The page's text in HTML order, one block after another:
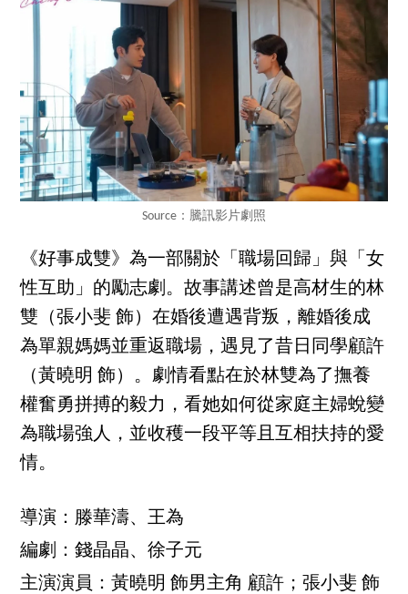
Source：騰訊影片劇照
《好事成雙》為一部關於「職場回歸」與「女
性互助」的勵志劇。故事講述曾是高材生的林
雙（張小斐 飾）在婚後遭遇背叛，離婚後成
為單親媽媽並重返職場，遇見了昔日同學顧許
（黃曉明 飾）。劇情看點在於林雙為了撫養
權奮勇拼搏的毅力，看她如何從家庭主婦蛻變
為職場強人，並收穫一段平等且互相扶持的愛
情。
導演：滕華濤、王為
編劇：錢晶晶、徐子元
主演演員：黃曉明 飾男主角 顧許；張小斐 飾